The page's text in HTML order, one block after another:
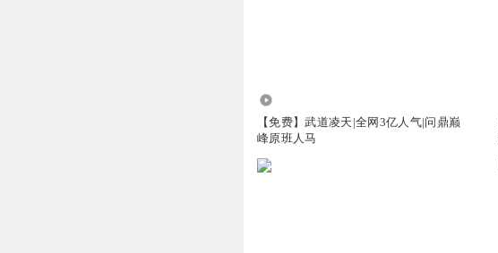
【免费】武道凌天|全网3亿人气|问鼎巅
峰原班人马